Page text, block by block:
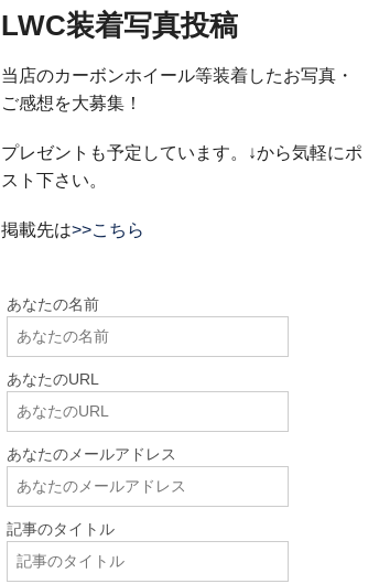
LWC装着写真投稿
当店のカーボンホイール等装着したお写真・
ご感想を大募集！
プレゼントも予定しています。↓から気軽にポ
スト下さい。
掲載先は>>こちら
あなたの名前
あなたのURL
あなたのメールアドレス
記事のタイトル